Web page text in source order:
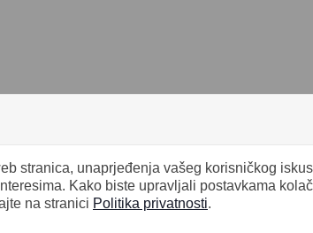
stranica, unaprjeđenja vašeg korisničkog
Kako biste upravljali postavkama
na stranici Politika privatnosti.